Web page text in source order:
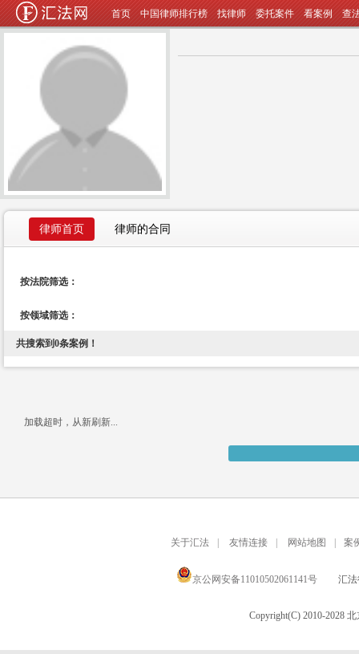
首页 中国律师排行榜 找律师 委托案件 看案例 查
律师首页 律师的合同
按法院筛选：
按领域筛选：
共搜索到0条案例！
加载超时，从新刷新...
关于汇法 友情连接 网站地图 案
京公网安备11010502061141号 汇法
Copyright(C) 2010-2028